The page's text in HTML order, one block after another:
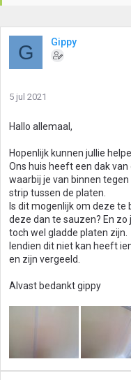
G Gippy
5 jul 2021
Hallo allemaal,
Hopenlijk kunnen jullie
Ons huis heeft een dak
waarbij je van binnen
strip tussen de platen.
Is dit mogenlijk om deze
deze dan te sauzen? En
toch wel gladde platen zijn.
Iendien dit niet kan heeft
en zijn vergeeld.
Alvast bedankt gippy